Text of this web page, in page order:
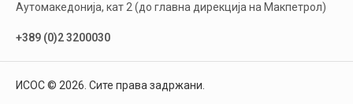
Аутомакедонија, кат 2 (до главна дирекција на Макпетрол)
+389 (0)2 3200030
ИСОС © 2026. Сите права задржани.